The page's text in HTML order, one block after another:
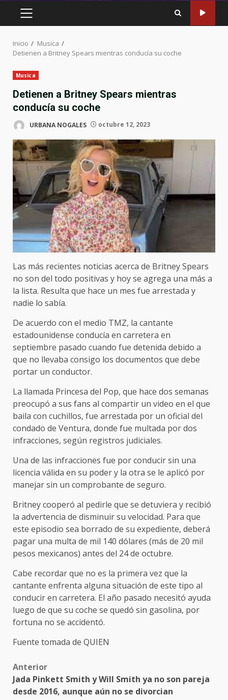
MENÚ
PRINCIPAL
Inicio
Musica
Detienen a Britney Spears mientras conducía su coche
Musica
Detienen a Britney Spears mientras
conducía su coche
URBANA NOGALES octubre 12, 2023
Las más recientes noticias acerca de Britney Spears
no son del todo positivas y hoy se agrega una más a
la lista. Resulta que hace un mes fue arrestada y
nadie lo sabía.
De acuerdo con el medio TMZ, la cantante
estadounidense conducía en carretera en
septiembre pasado cuando fue detenida debido a
que no llevaba consigo los documentos que debe
portar un conductor.
La llamada Princesa del Pop, que hace dos semanas
preocupó a sus fans al compartir un video en el que
baila con cuchillos, fue arrestada por un oficial del
condado de Ventura, donde fue multada por dos
infracciones, según registros judiciales.
Una de las infracciones fue por conducir sin una
licencia válida en su poder y la otra se le aplicó por
manejar sin un comprobante de seguro.
Britney cooperó al pedirle que se detuviera y recibió
la advertencia de disminuir su velocidad. Para que
este episodio sea borrado de su expediente, deberá
pagar una multa de mil 140 dólares (más de 20 mil
pesos mexicanos) antes del 24 de octubre.
Cabe recordar que no es la primera vez que la
cantante enfrenta alguna situación de este tipo al
conducir en carretera. El año pasado necesitó ayuda
luego de que su coche se quedó sin gasolina, por
fortuna no se accidentó.
Fuente tomada de QUIEN
Post
navigation
Anterior
Jada Pinkett Smith y Will Smith ya no son pareja
desde 2016, aunque aún no se divorcian